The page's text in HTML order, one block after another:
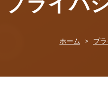
プライバ
ホーム > プ